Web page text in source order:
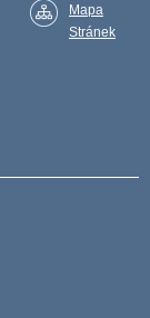
Mapa
Stránek